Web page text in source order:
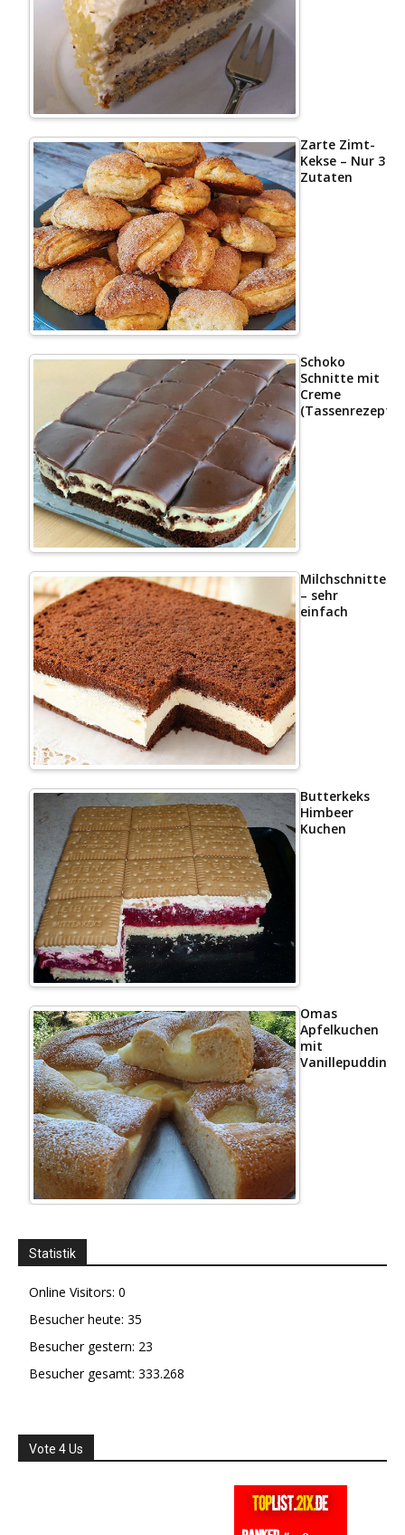
Zarte Zimt-
Kekse – Nur 3
Zutaten
Schoko
Schnitte mit
Creme
(Tassenrezept)
– sehr
einfach
Butterkeks
Himbeer
Kuchen
Omas
Apfelkuchen
mit
Vanillepudding
Statistik
Online Visitors: 0
Besucher heute: 35
Besucher gestern: 23
Besucher gesamt: 333.268
Vote 4 Us